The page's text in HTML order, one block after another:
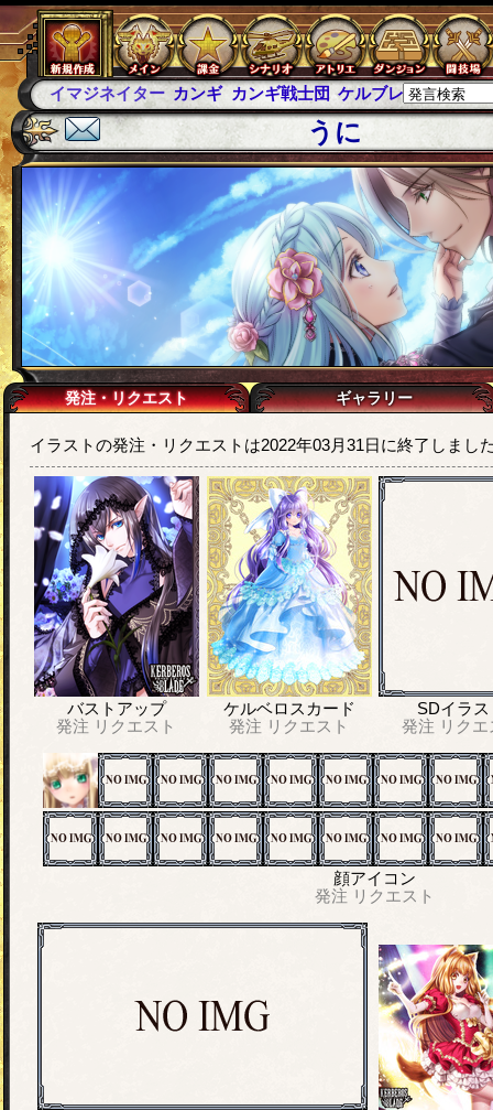
カンギ カンギ戦士団 ケルブレ ケルベロスブレイド スパ
うに
発注・リクエスト ギャラリー
イラストの発注・リクエストは2022年03月31日に終了しまし
バストアップ
発注 リクエスト
ケルベロスカード
発注 リクエスト
SDイラス
発注 リク
顔アイコン
発注 リクエスト